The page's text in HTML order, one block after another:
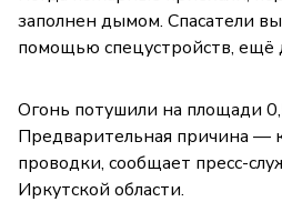
заполнен дымом. Спасатели
помощью спецустройств, ещё
Огонь потушили на площади
Предварительная причина —
проводки, сообщает пресс-
Иркутской области.